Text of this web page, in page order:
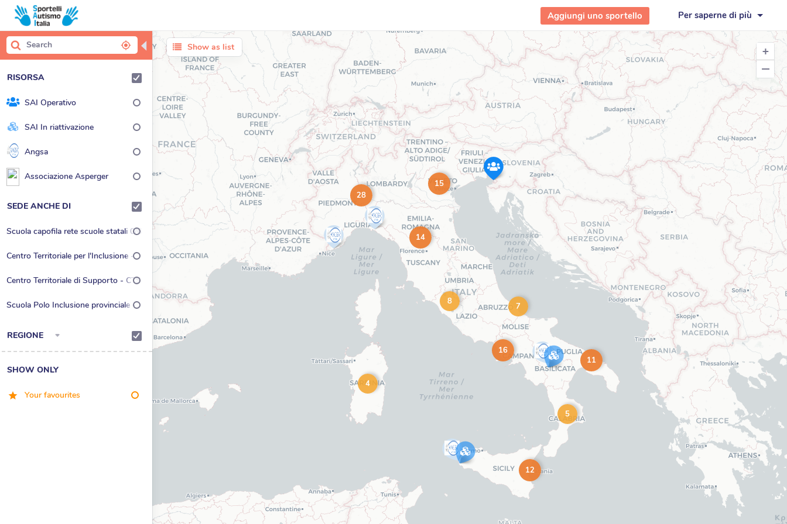
Aggiungi uno sportello Per saperne di più
◀
RISORSA
SAI Operativo
SAI In riattivazione
Angsa
Associazione Asperger
SEDE ANCHE DI
Scuola capofila rete scuole statali 0/6
Centro Territoriale per l'Inclusione -
CTI
Centro Territoriale di Supporto - CTS
Scuola Polo Inclusione provinciale -
SPIp
REGIONE
SHOW ONLY
Your favourites
Show as list
4
12
5
11
16
8 7
14
15
28
+
−